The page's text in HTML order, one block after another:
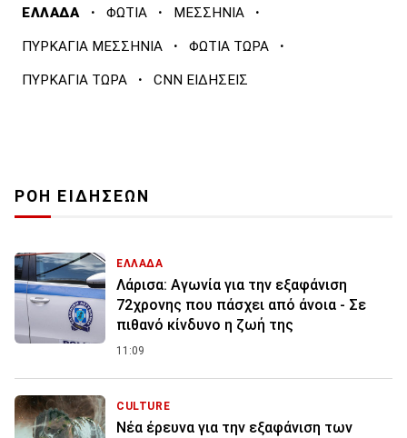
ΕΛΛΑΔΑ · ΦΩΤΙΑ · ΜΕΣΣΗΝΙΑ ·
ΠΥΡΚΑΓΙΑ ΜΕΣΣΗΝΙΑ · ΦΩΤΙΑ ΤΩΡΑ ·
ΠΥΡΚΑΓΙΑ ΤΩΡΑ · CNN ΕΙΔΗΣΕΙΣ
ΡΟΗ ΕΙΔΗΣΕΩΝ
ΕΛΛΑΔΑ
Λάρισα: Αγωνία για την εξαφάνιση
72χρονης που πάσχει από άνοια - Σε
πιθανό κίνδυνο η ζωή της
11:09
CULTURE
Νέα έρευνα για την εξαφάνιση των